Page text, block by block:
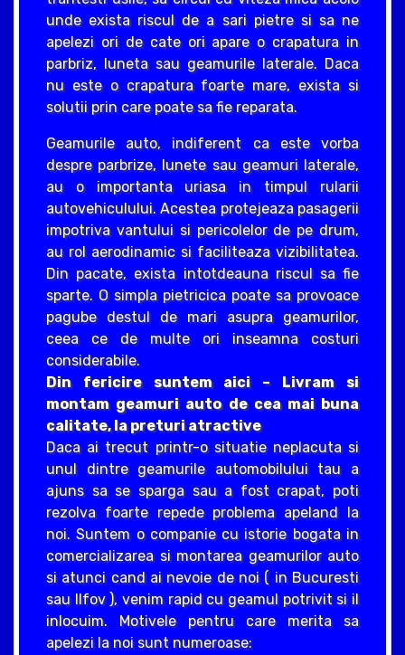
unde exista riscul de a sari pietre si sa ne
apelezi ori de cate ori apare o crapatura in
parbriz, luneta sau geamurile laterale. Daca
nu este o crapatura foarte mare, exista si
solutii prin care poate sa fie reparata.
Geamurile auto, indiferent ca este vorba
despre parbrize, lunete sau geamuri laterale,
au o importanta uriasa in timpul rularii
autovehiculului. Acestea protejeaza pasagerii
impotriva vantului si pericolelor de pe drum,
au rol aerodinamic si faciliteaza vizibilitatea.
Din pacate, exista intotdeauna riscul sa fie
sparte. O simpla pietricica poate sa provoace
pagube destul de mari asupra geamurilor,
ceea ce de multe ori inseamna costuri
considerabile.
Din fericire suntem aici – Livram si
montam geamuri auto de cea mai buna
calitate, la preturi atractive
Daca ai trecut printr-o situatie neplacuta si
unul dintre geamurile automobilului tau a
ajuns sa se sparga sau a fost crapat, poti
rezolva foarte repede problema apeland la
noi. Suntem o companie cu istorie bogata in
comercializarea si montarea geamurilor auto
si atunci cand ai nevoie de noi ( in Bucuresti
sau Ilfov ), venim rapid cu geamul potrivit si il
inlocuim. Motivele pentru care merita sa
apelezi la noi sunt numeroase: